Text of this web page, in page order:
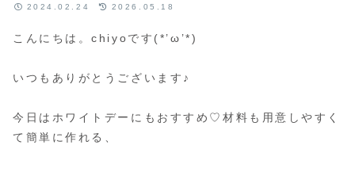
2024.02.24 2026.05.18
こんにちは。chiyoです(*’ω’*)
いつもありがとうございます♪
今日はホワイトデーにもおすすめ♡材料も用意しやすく
て簡単に作れる、